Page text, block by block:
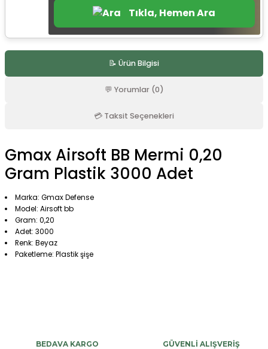
Tıkla, Hemen Ara
📝 Ürün Bilgisi
💬 Yorumlar (0)
💳 Taksit Seçenekleri
Gmax Airsoft BB Mermi 0,20
Gram Plastik 3000 Adet
Marka: Gmax Defense
Model: Airsoft bb
Gram: 0,20
Adet: 3000
Renk: Beyaz
Paketleme: Plastik şişe
BEDAVA KARGO GÜVENLİ ALIŞVERİŞ